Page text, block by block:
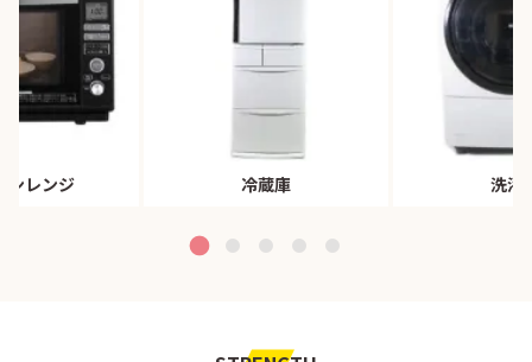
ンレンジ 冷蔵庫 洗濯